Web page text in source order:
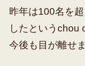
昨年は100名を
したというchou
今後も目が離せ